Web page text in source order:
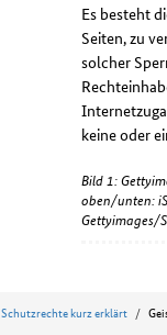
Es besteht
Seiten, zu
solcher
keine oder
Bild 1:
oben/unten:
Gettyimages/
Schutzrechte kurz erklärt